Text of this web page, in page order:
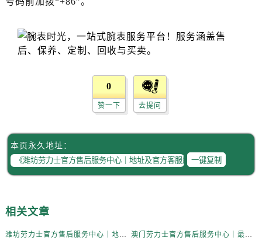
0
赞一下 去提问
本页永久地址：
一键复制
相关文章
潍坊劳力士官方售后服务中心｜地址及官方客服服务电话权威信息公示（2026年7月更新）
澳门劳力士官方售后服务中心｜最新电话和维修地址权威信息公示（2026年7月更新）